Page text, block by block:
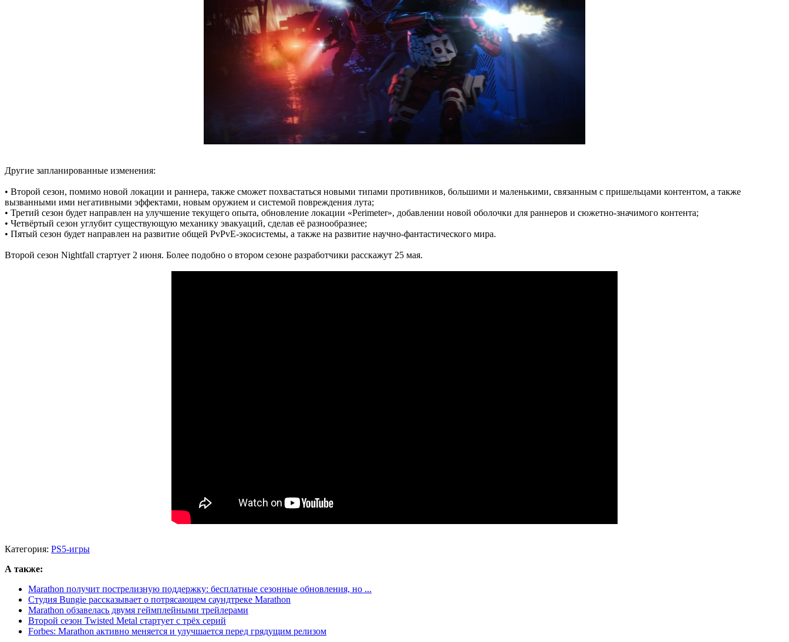
Другие запланированные изменения:
• Второй сезон, помимо новой локации и раннера, также сможет похвастаться новыми типами противников, большими и маленькими, связанным с пришельцами контентом, а также
вызванными ими негативными эффектами, новым оружием и системой повреждения лута;
• Третий сезон будет направлен на улучшение текущего опыта, обновление локации «Perimeter», добавлении новой оболочки для раннеров и сюжетно-значимого контента;
• Четвёртый сезон углубит существующую механику эвакуаций, сделав её разнообразнее;
• Пятый сезон будет направлен на развитие общей PvPvE-экосистемы, а также на развитие научно-фантастического мира.
Второй сезон Nightfall стартует 2 июня. Более подобно о втором сезоне разработчики расскажут 25 мая.
Категория: PS5-игры
А также:
Marathon получит пострелизную поддержку: бесплатные сезонные обновления, но ...
Студия Bungie рассказывает о потрясающем саундтреке Marathon
Marathon обзавелась двумя геймплейными трейлерами
Второй сезон Twisted Metal стартует с трёх серий
Forbes: Marathon активно меняется и улучшается перед грядущим релизом